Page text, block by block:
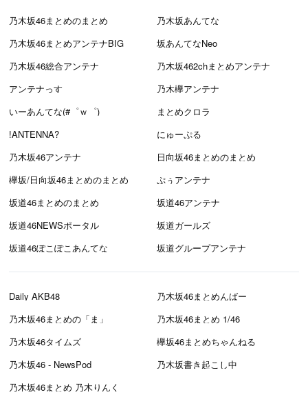
乃木坂46まとめのまとめ
乃木坂あんてな
乃木坂46まとめアンテナBIG
坂あんてなNeo
乃木坂46総合アンテナ
乃木坂462chまとめアンテナ
アンテナっす
乃木欅アンテナ
いーあんてな(#゜ｗ゜)
まとめクロラ
!ANTENNA?
にゅーぷる
乃木坂46アンテナ
日向坂46まとめのまとめ
欅坂/日向坂46まとめのまとめ
ぷぅアンテナ
坂道46まとめのまとめ
坂道46アンテナ
坂道46NEWSポータル
坂道ガールズ
坂道46ぽこぽこあんてな
坂道グループアンテナ
Daily AKB48
乃木坂46まとめんばー
乃木坂46まとめの「ま」
乃木坂46まとめ 1/46
乃木坂46タイムズ
欅坂46まとめちゃんねる
乃木坂46 - NewsPod
乃木坂書き起こし中
乃木坂46まとめ 乃木りんく